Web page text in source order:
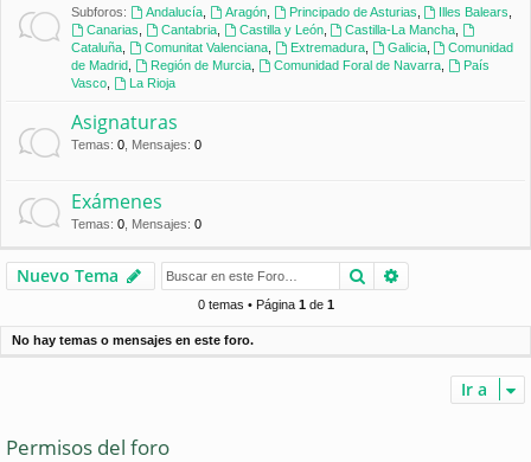
os
Subforos:
Andalucía, Aragón, Principado de Asturias Illes Balears
Canarias
Cantabria, Castilla y León, Castilla-La Mancha
Cataluña
Comunitat Valenciana, Extremadura, Galicia,
Comunidad
de Madrid
Región de Murcia, Comunidad Foral de Navarra,
País
Vasco
La Rioja
Asignaturas
Temas: 0 Mensajes: 0
Exámenes
Temas: 0 Mensajes: 0
Nuevo Tema Buscar
0 temas • Página 1de 1
No hay temas o mensajes en este foro.
Ir a
Permisos del foro